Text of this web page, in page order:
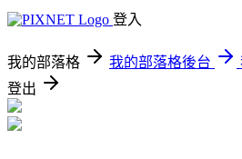
登入
我的部落格 我的部落格後台
登出